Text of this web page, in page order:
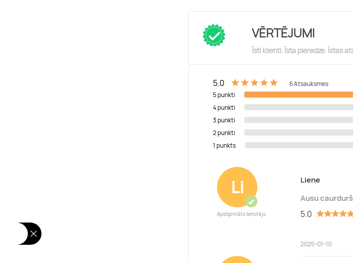
VĒRTĒJUMI
Īsti klienti. Īsta pieredze. Īstas
5.0
6 Atsauksmes
5 punkti
4 punkti
3 punkti
2 punkti
1 punkts
Li
✔
Apstiprināts lietotājs
Liene
Ausu
5.0
2025-01-10